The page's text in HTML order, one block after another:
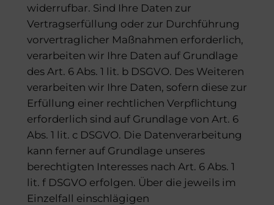
widerrufbar. Sind Ihre Daten zur
Vertragserfüllung oder zur Durchführung
vorvertraglicher Maßnahmen erforderlich,
verarbeiten wir Ihre Daten auf Grundlage
des Art. 6 Abs. 1 lit. b DSGVO. Des Weiteren
verarbeiten wir Ihre Daten, sofern diese zur
Erfüllung einer rechtlichen Verpflichtung
erforderlich sind auf Grundlage von Art. 6
Abs. 1 lit. c DSGVO. Die Datenverarbeitung
kann ferner auf Grundlage unseres
berechtigten Interesses nach Art. 6 Abs. 1
lit. f DSGVO erfolgen. Über die jeweils im
Einzelfall einschlägigen